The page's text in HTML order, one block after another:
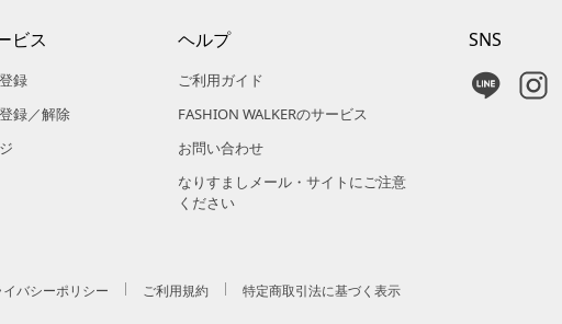
ビス
録
録／解除
ヘルプ
ご利用ガイド
FASHION WALKERのサービス
お問い合わせ
なりすましメール・サイトにご注意
ください
SNS
イバシーポリシー ご利用規約 特定商取引法に基づく表示